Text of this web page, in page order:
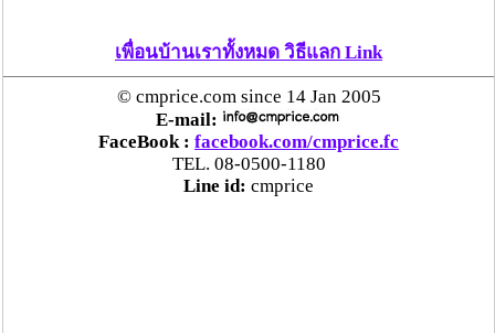
WorkpointTODAY
วันที่ 09 ม.ค. 64 15:24:18 , ดู 1586 ครั้ง
เพื่อนบ้านเราทั้งหมด วิธีแลก Link
© cmprice.com since 14 Jan 2005
E-mail:
FaceBook : facebook.com/cmprice.fc
TEL. 08-0500-1180
Line id: cmprice